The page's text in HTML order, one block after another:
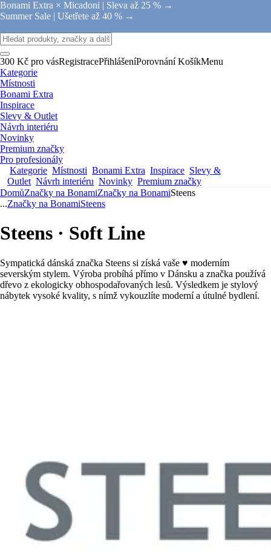
Bonami Extra × Micadoni | Sleva až 25 % →
Summer Sale | Ušetřete až 40 % →
300 Kč pro vásRegistracePřihlášeníPorovnání KošíkMenu
Kategorie
Místnosti
Bonami Extra
Inspirace
Slevy & Outlet
Návrh interiéru
Novinky
Premium značky
Pro profesionály
Kategorie Místnosti Bonami Extra Inspirace Slevy &
Outlet Návrh interiéru Novinky Premium značky
DomůZnačky na BonamiZnačky na BonamiSteens
...Značky na BonamiSteens
Steens · Soft Line
Sympatická dánská značka Steens si získá vaše ♥ moderním
severským stylem. Výroba probíhá přímo v Dánsku a značka používá
dřevo z ekologicky obhospodařovaných lesů. Výsledkem je stylový
nábytek vysoké kvality, s nímž vykouzlíte moderní a útulné bydlení.